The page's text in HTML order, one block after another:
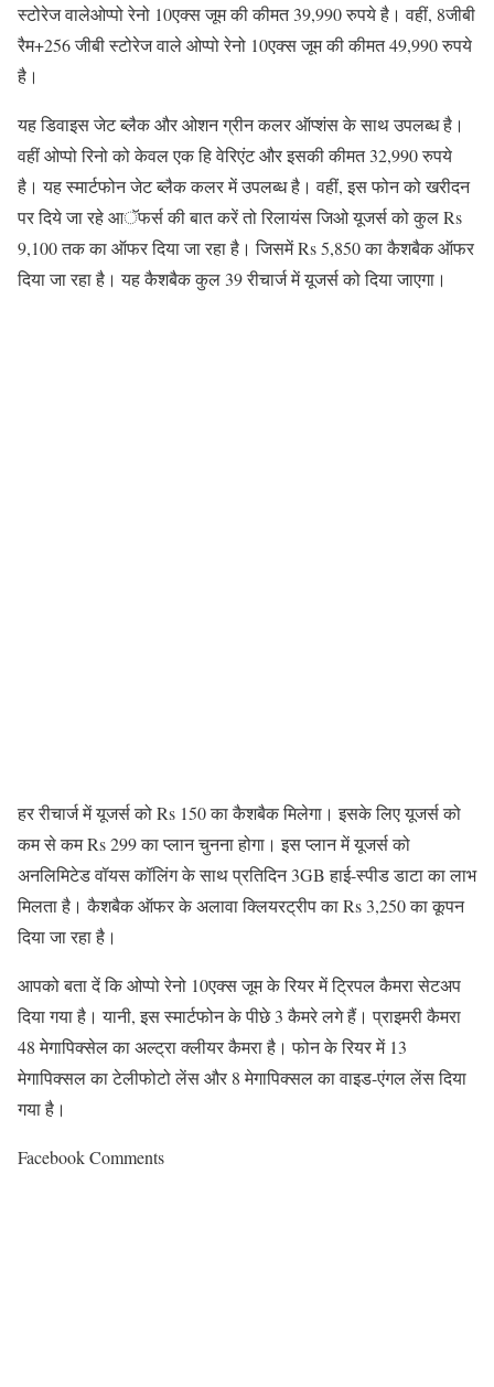
स्टोरेज वालेओप्पो रेनो 10एक्स जूम की कीमत 39,990 रुपये है। वहीं, 8जीबी
रैम+256 जीबी स्टोरेज वाले ओप्पो रेनो 10एक्स जूम की कीमत 49,990 रुपये
है।
यह डिवाइस जेट ब्लैक और ओशन ग्रीन कलर ऑप्शंस के साथ उपलब्ध है।
वहीं ओप्पो रिनो को केवल एक हि वेरिएंट और इसकी कीमत 32,990 रुपये
है। यह स्मार्टफोन जेट ब्लैक कलर में उपलब्ध है। वहीं, इस फोन को खरीदन
पर दिये जा रहे आॅफर्स की बात करें तो रिलायंस जिओ यूजर्स को कुल Rs
9,100 तक का ऑफर दिया जा रहा है। जिसमें Rs 5,850 का कैशबैक ऑफर
दिया जा रहा है। यह कैशबैक कुल 39 रीचार्ज में यूजर्स को दिया जाएगा।
हर रीचार्ज में यूजर्स को Rs 150 का कैशबैक मिलेगा। इसके लिए यूजर्स को
कम से कम Rs 299 का प्लान चुनना होगा। इस प्लान में यूजर्स को
अनलिमिटेड वॉयस कॉलिंग के साथ प्रतिदिन 3GB हाई-स्पीड डाटा का लाभ
मिलता है। कैशबैक ऑफर के अलावा क्लियरट्रीप का Rs 3,250 का कूपन
दिया जा रहा है।
आपको बता दें कि ओप्पो रेनो 10एक्स जूम के रियर में ट्रिपल कैमरा सेटअप
दिया गया है। यानी, इस स्मार्टफोन के पीछे 3 कैमरे लगे हैं। प्राइमरी कैमरा
48 मेगापिक्सेल का अल्ट्रा क्लीयर कैमरा है। फोन के रियर में 13
मेगापिक्सल का टेलीफोटो लेंस और 8 मेगापिक्सल का वाइड-एंगल लेंस दिया
गया है।
Facebook Comments